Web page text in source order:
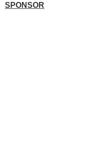
SPONSOR